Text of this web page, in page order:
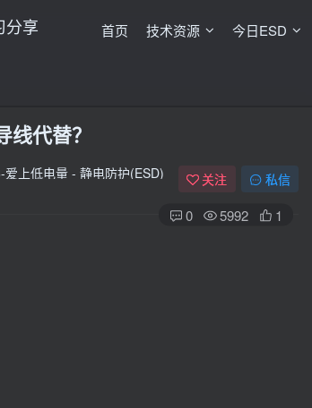
首页 技术资源 今日ESD
代替？
关注 私信
0 5992 1